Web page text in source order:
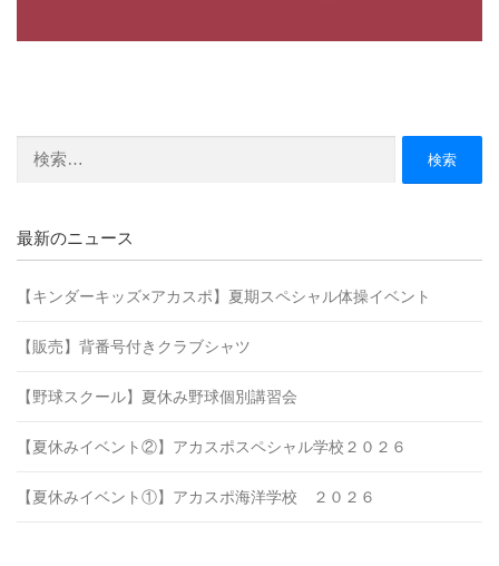
最新のニュース
【キンダーキッズ×アカスポ】夏期スペシャル体操イベント
【販売】背番号付きクラブシャツ
【野球スクール】夏休み野球個別講習会
【夏休みイベント②】アカスポスペシャル学校２０２６
【夏休みイベント①】アカスポ海洋学校 ２０２６